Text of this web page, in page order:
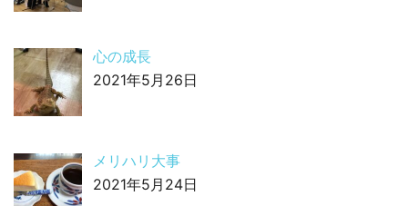
心の成長
2021年5月26日
メリハリ大事
2021年5月24日